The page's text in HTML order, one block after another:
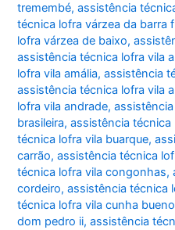
tremembé,assistência
técnica lofra várzea da barra
lofra várzea de baixo,
assistência técnica lofra vila
lofra vila amália,assistência
assistência técnica lofra vila
lofra vila andrade,
brasileira,assistência técnica
técnica lofra vila buarque,
carrão,assistência técnica
técnica lofra vila congonhas,
cordeiro,assistência técnica
técnica lofra vila cunha bueno
dom pedro ii,assistência